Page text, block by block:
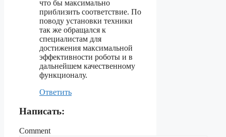
что бы максимально
приблизить соответствие. По
поводу установки техники
так же обращался к
специалистам для
достижения максимальной
эффективности роботы и в
дальнейшем качественному
функционалу.
Ответить
Написать:
Comment